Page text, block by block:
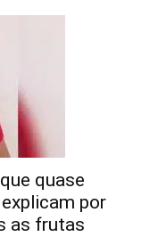
quase
por
as frutas